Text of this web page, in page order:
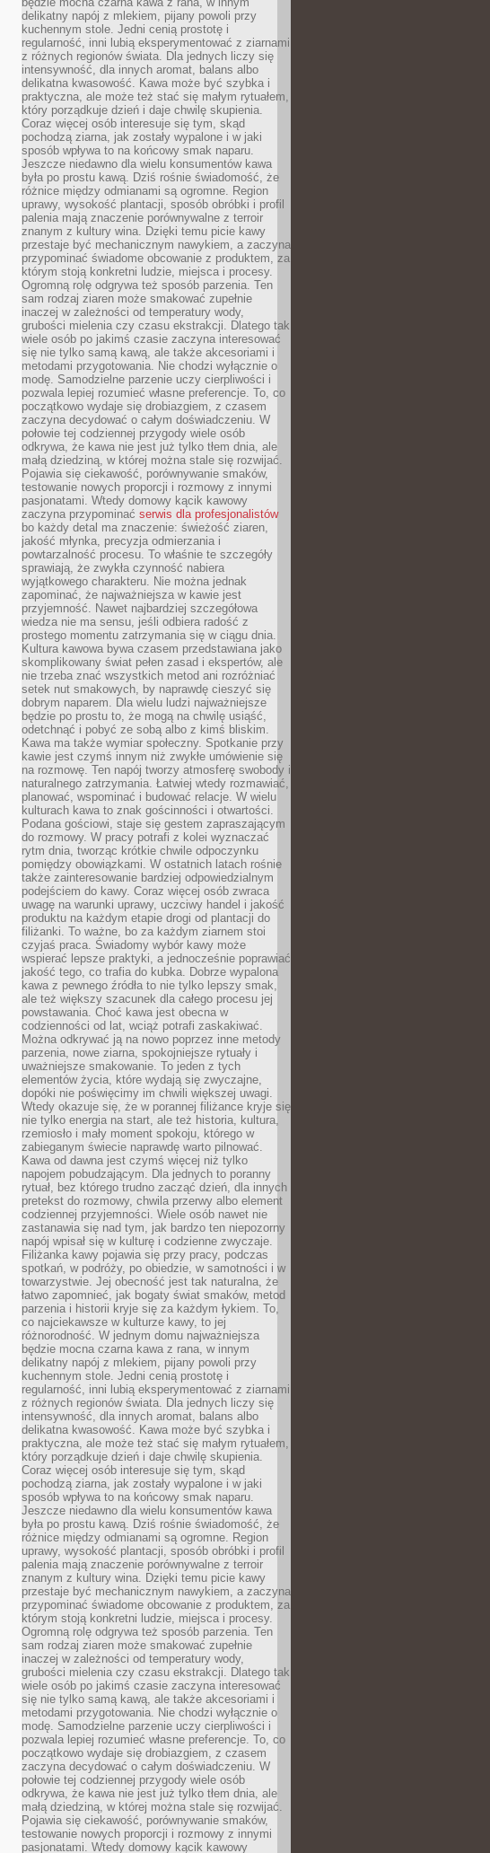
delikatny napój z mlekiem, pijany powoli przy
kuchennym stole. Jedni cenią prostotę i
regularność, inni lubią eksperymentować z ziarnami
z różnych regionów świata. Dla jednych liczy się
intensywność, dla innych aromat, balans albo
delikatna kwasowość. Kawa może być szybka i
praktyczna, ale może też stać się małym rytuałem,
który porządkuje dzień i daje chwilę skupienia.
Coraz więcej osób interesuje się tym, skąd
pochodzą ziarna, jak zostały wypalone i w jaki
sposób wpływa to na końcowy smak naparu.
Jeszcze niedawno dla wielu konsumentów kawa
była po prostu kawą. Dziś rośnie świadomość, że
różnice między odmianami są ogromne. Region
uprawy, wysokość plantacji, sposób obróbki i profil
palenia mają znaczenie porównywalne z terroir
znanym z kultury wina. Dzięki temu picie kawy
przestaje być mechanicznym nawykiem, a zaczyna
przypominać świadome obcowanie z produktem, za
którym stoją konkretni ludzie, miejsca i procesy.
Ogromną rolę odgrywa też sposób parzenia. Ten
sam rodzaj ziaren może smakować zupełnie
inaczej w zależności od temperatury wody,
grubości mielenia czy czasu ekstrakcji. Dlatego tak
wiele osób po jakimś czasie zaczyna interesować
się nie tylko samą kawą, ale także akcesoriami i
metodami przygotowania. Nie chodzi wyłącznie o
modę. Samodzielne parzenie uczy cierpliwości i
pozwala lepiej rozumieć własne preferencje. To, co
początkowo wydaje się drobiazgiem, z czasem
zaczyna decydować o całym doświadczeniu. W
połowie tej codziennej przygody wiele osób
odkrywa, że kawa nie jest już tylko tłem dnia, ale
małą dziedziną, w której można stale się rozwijać.
Pojawia się ciekawość, porównywanie smaków,
testowanie nowych proporcji i rozmowy z innymi
pasjonatami. Wtedy domowy kącik kawowy
zaczyna przypominać serwis dla profesjonalistów
bo każdy detal ma znaczenie: świeżość ziaren,
jakość młynka, precyzja odmierzania i
powtarzalność procesu. To właśnie te szczegóły
sprawiają, że zwykła czynność nabiera
wyjątkowego charakteru. Nie można jednak
zapominać, że najważniejsza w kawie jest
przyjemność. Nawet najbardziej szczegółowa
wiedza nie ma sensu, jeśli odbiera radość z
prostego momentu zatrzymania się w ciągu dnia.
Kultura kawowa bywa czasem przedstawiana jako
skomplikowany świat pełen zasad i ekspertów, ale
nie trzeba znać wszystkich metod ani rozróżniać
setek nut smakowych, by naprawdę cieszyć się
dobrym naparem. Dla wielu ludzi najważniejsze
będzie po prostu to, że mogą na chwilę usiąść,
odetchnąć i pobyć ze sobą albo z kimś bliskim.
Kawa ma także wymiar społeczny. Spotkanie przy
kawie jest czymś innym niż zwykłe umówienie się
na rozmowę. Ten napój tworzy atmosferę swobody i
naturalnego zatrzymania. Łatwiej wtedy rozmawiać,
planować, wspominać i budować relacje. W wielu
kulturach kawa to znak gościnności i otwartości.
Podana gościowi, staje się gestem zapraszającym
do rozmowy. W pracy potrafi z kolei wyznaczać
rytm dnia, tworząc krótkie chwile odpoczynku
pomiędzy obowiązkami. W ostatnich latach rośnie
także zainteresowanie bardziej odpowiedzialnym
podejściem do kawy. Coraz więcej osób zwraca
uwagę na warunki uprawy, uczciwy handel i jakość
produktu na każdym etapie drogi od plantacji do
filiżanki. To ważne, bo za każdym ziarnem stoi
czyjaś praca. Świadomy wybór kawy może
wspierać lepsze praktyki, a jednocześnie poprawiać
jakość tego, co trafia do kubka. Dobrze wypalona
kawa z pewnego źródła to nie tylko lepszy smak,
ale też większy szacunek dla całego procesu jej
powstawania. Choć kawa jest obecna w
codzienności od lat, wciąż potrafi zaskakiwać.
Można odkrywać ją na nowo poprzez inne metody
parzenia, nowe ziarna, spokojniejsze rytuały i
uważniejsze smakowanie. To jeden z tych
elementów życia, które wydają się zwyczajne,
dopóki nie poświęcimy im chwili większej uwagi.
Wtedy okazuje się, że w porannej filiżance kryje się
nie tylko energia na start, ale też historia, kultura,
rzemiosło i mały moment spokoju, którego w
zabieganym świecie naprawdę warto pilnować.
Kawa od dawna jest czymś więcej niż tylko
napojem pobudzającym. Dla jednych to poranny
rytuał, bez którego trudno zacząć dzień, dla innych
pretekst do rozmowy, chwila przerwy albo element
codziennej przyjemności. Wiele osób nawet nie
zastanawia się nad tym, jak bardzo ten niepozorny
napój wpisał się w kulturę i codzienne zwyczaje.
Filiżanka kawy pojawia się przy pracy, podczas
spotkań, w podróży, po obiedzie, w samotności i w
towarzystwie. Jej obecność jest tak naturalna, że
łatwo zapomnieć, jak bogaty świat smaków, metod
parzenia i historii kryje się za każdym łykiem. To,
co najciekawsze w kulturze kawy, to jej
różnorodność. W jednym domu najważniejsza
będzie mocna czarna kawa z rana, w innym
delikatny napój z mlekiem, pijany powoli przy
kuchennym stole. Jedni cenią prostotę i
regularność, inni lubią eksperymentować z ziarnami
z różnych regionów świata. Dla jednych liczy się
intensywność, dla innych aromat, balans albo
delikatna kwasowość. Kawa może być szybka i
praktyczna, ale może też stać się małym rytuałem,
który porządkuje dzień i daje chwilę skupienia.
Coraz więcej osób interesuje się tym, skąd
pochodzą ziarna, jak zostały wypalone i w jaki
sposób wpływa to na końcowy smak naparu.
Jeszcze niedawno dla wielu konsumentów kawa
była po prostu kawą. Dziś rośnie świadomość, że
różnice między odmianami są ogromne. Region
uprawy, wysokość plantacji, sposób obróbki i profil
palenia mają znaczenie porównywalne z terroir
znanym z kultury wina. Dzięki temu picie kawy
przestaje być mechanicznym nawykiem, a zaczyna
przypominać świadome obcowanie z produktem, za
którym stoją konkretni ludzie, miejsca i procesy.
Ogromną rolę odgrywa też sposób parzenia. Ten
sam rodzaj ziaren może smakować zupełnie
inaczej w zależności od temperatury wody,
grubości mielenia czy czasu ekstrakcji. Dlatego tak
wiele osób po jakimś czasie zaczyna interesować
się nie tylko samą kawą, ale także akcesoriami i
metodami przygotowania. Nie chodzi wyłącznie o
modę. Samodzielne parzenie uczy cierpliwości i
pozwala lepiej rozumieć własne preferencje. To, co
początkowo wydaje się drobiazgiem, z czasem
zaczyna decydować o całym doświadczeniu. W
połowie tej codziennej przygody wiele osób
odkrywa, że kawa nie jest już tylko tłem dnia, ale
małą dziedziną, w której można stale się rozwijać.
Pojawia się ciekawość, porównywanie smaków,
testowanie nowych proporcji i rozmowy z innymi
pasjonatami. Wtedy domowy kącik kawowy